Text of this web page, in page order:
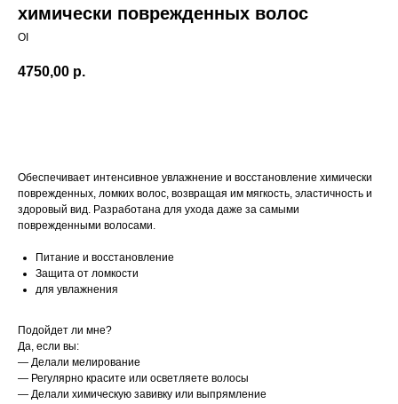
химически поврежденных волос
OI
4750,00 р.
Обеспечивает интенсивное увлажнение и восстановление химически
поврежденных, ломких волос, возвращая им мягкость, эластичность и
здоровый вид. Разработана для ухода даже за самыми
поврежденными волосами.
Питание и восстановление
Защита от ломкости
для увлажнения
Подойдет ли мне?
Да, если вы:
— Делали мелирование
— Регулярно красите или осветляете волосы
— Делали химическую завивку или выпрямление